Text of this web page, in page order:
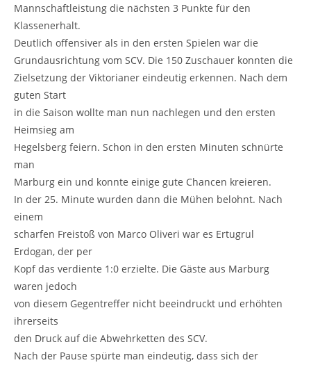
Mannschaftleistung die nächsten 3 Punkte für den
Klassenerhalt.
Deutlich offensiver als in den ersten Spielen war die
Grundausrichtung vom SCV. Die 150 Zuschauer konnten die
Zielsetzung der Viktorianer eindeutig erkennen. Nach dem
guten Start
in die Saison wollte man nun nachlegen und den ersten
Heimsieg am
Hegelsberg feiern. Schon in den ersten Minuten schnürte
man
Marburg ein und konnte einige gute Chancen kreieren.
In der 25. Minute wurden dann die Mühen belohnt. Nach
einem
scharfen Freistoß von Marco Oliveri war es Ertugrul
Erdogan, der per
Kopf das verdiente 1:0 erzielte. Die Gäste aus Marburg
waren jedoch
von diesem Gegentreffer nicht beeindruckt und erhöhten
ihrerseits
den Druck auf die Abwehrketten des SCV.
Nach der Pause spürte man eindeutig, dass sich der